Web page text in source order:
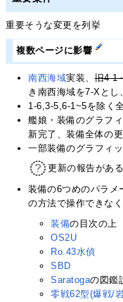
重要そうな変更を列挙
複数ページに影響
南西海域実装、旧4-1
き南西海域を7-Xと
1-6,3-5,6-1~5を除く
艦娘・装備のグラフ
新完了、装備全体の
一部装備のグラフィ
更新の報告があ
装備の6つめのパラメ
の方法で操作できな
装備の目次の上
OS2U
Ro.43水偵
SBD
Saratogaの図鑑
零戦62型(爆戦/